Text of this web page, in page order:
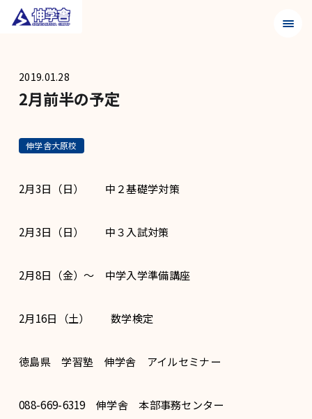
メニ
2019.01.28
2月前半の予定
伸学舎大原校
2月3日（日） 中２基礎学対策
2月3日（日） 中３入試対策
2月8日（金）～ 中学入学準備講座
2月16日（土） 数学検定
徳島県 学習塾 伸学舎 アイルセミナー
088-669-6319 伸学舎 本部事務センター